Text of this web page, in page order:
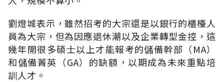
劉燈城表示，雖然招考的大宗還是以銀行的櫃檯人
員為大宗，但為因應退休潮以及企業轉型金控，這
幾年開很多碩士以上才能報考的儲備幹部（MA）
和儲備菁英（GA）的缺額，以期成為未來重點培
訓人才。